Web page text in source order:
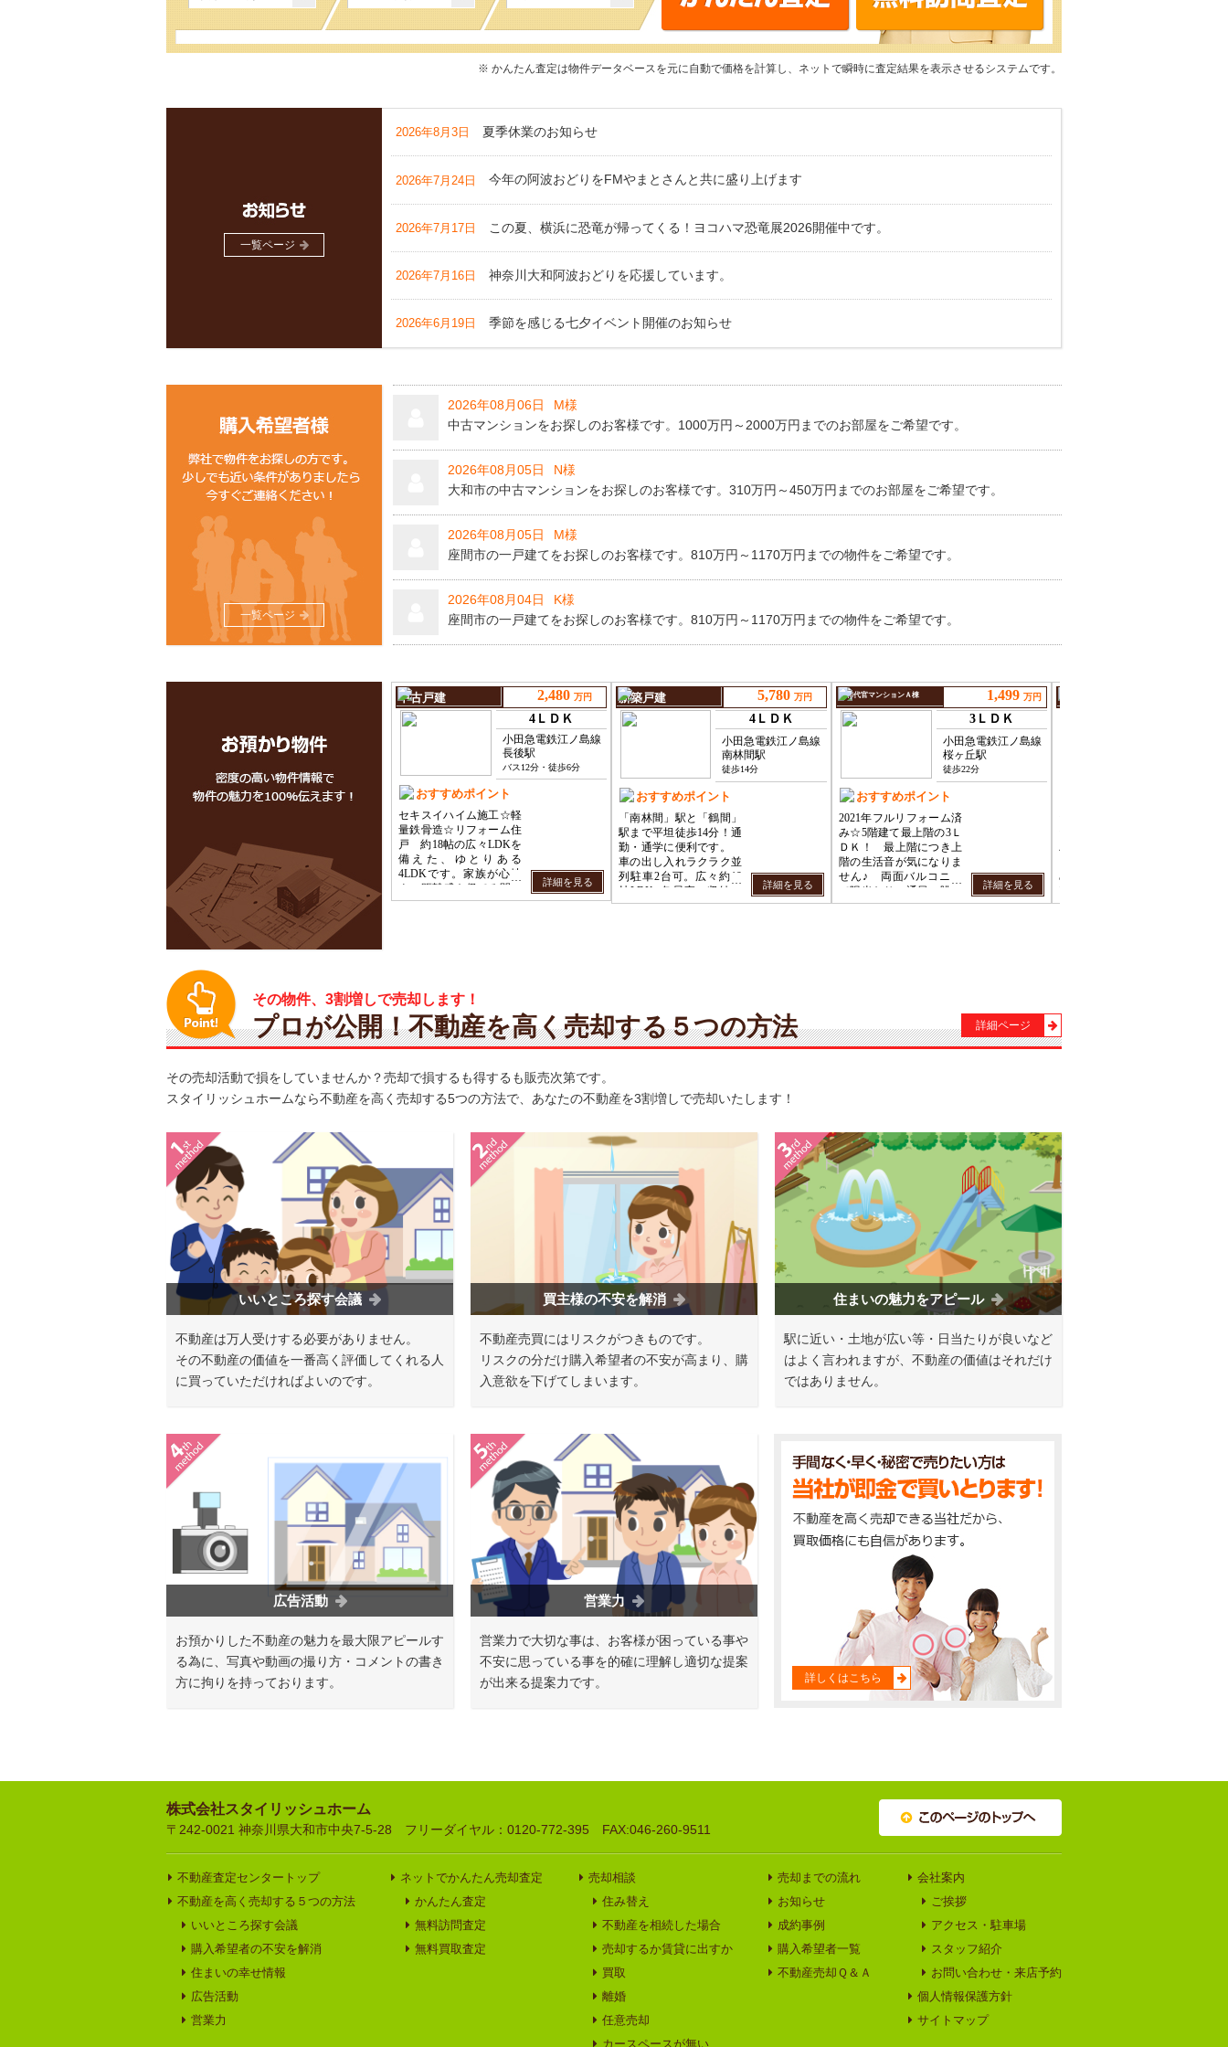
※ かんたん査定は物件データベースを元に自動で価格を計算し、ネットで瞬時に査定結果を表示させるシステムです。
一覧ページ
2026年8月3日 夏季休業のお知らせ
2026年7月24日 今年の阿波おどりをFMやまとさんと共に盛り上げます
2026年7月17日 この夏、横浜に恐竜が帰ってくる！ヨコハマ恐竜展2026開催中です。
2026年7月16日 神奈川大和阿波おどりを応援しています。
2026年6月19日 季節を感じる七夕イベント開催のお知らせ
一覧ページ
2026年08月06日
M様
中古マンションをお探しのお客様です。1000万円～2000万円までのお部屋をご希望です。
2026年08月05日
N様
大和市の中古マンションをお探しのお客様です。310万円～450万円までのお部屋をご希望です。
2026年08月05日
M様
座間市の一戸建てをお探しのお客様です。810万円～1170万円までの物件をご希望です。
2026年08月04日
K様
座間市の一戸建てをお探しのお客様です。810万円～1170万円までの物件をご希望です。
座間市の一戸建てをお探しのお客様です。2480万円～3570万円までの物件をご希望です。
2026年08月03日
M様
座間市の中古マンションをお探しのお客様です。980万円～1410万円までのお部屋をご希望です。
2026年08月03日
高座郡寒川町の売地をお探しのお客様です。1950万円～2820万円までの土地をご希望です。
2026年08月03日
熱海市の中古マンションをお探しのお客様です。310万円～450万円までのお部屋をご希望です。
2026年08月01日
大和市の一戸建てをお探しのお客様です。3330万円～4790万円までの物件をご希望です。
その物件、3割増しで売却します！
プロが公開！不動産を高く売却する５つの方法 詳細ページ
その売却活動で損をしていませんか？売却で損するも得するも販売次第です。
スタイリッシュホームなら不動産を高く売却する5つの方法で、あなたの不動産を3割増しで売却いたします！
いいところ探す会議
不動産は万人受けする必要がありません。
その不動産の価値を一番高く評価してくれる人
に買っていただければよいのです。
買主様の不安を解消
不動産売買にはリスクがつきものです。
リスクの分だけ購入希望者の不安が高まり、購
入意欲を下げてしまいます。
住まいの魅力をアピール
駅に近い・土地が広い等・日当たりが良いなど
はよく言われますが、不動産の価値はそれだけ
ではありません。
広告活動
お預かりした不動産の魅力を最大限アピールす
る為に、写真や動画の撮り方・コメントの書き
方に拘りを持っております。
営業力
営業力で大切な事は、お客様が困っている事や
不安に思っている事を的確に理解し適切な提案
が出来る提案力です。
詳しくはこちら
株式会社スタイリッシュホーム
〒242-0021 神奈川県大和市中央7-5-28 フリーダイヤル：0120-772-395 FAX:046-260-9511
不動産査定センタートップ
不動産を高く売却する５つの方法
いいところ探す会議
購入希望者の不安を解消
住まいの幸せ情報
広告活動
営業力
ネットでかんたん売却査定
かんたん査定
無料訪問査定
無料買取査定
売却相談
住み替え
不動産を相続した場合
売却するか賃貸に出すか
買取
離婚
任意売却
カースペースが無い
売却までの流れ
お知らせ
成約事例
購入希望者一覧
不動産売却Ｑ＆Ａ
会社案内
ご挨拶
アクセス・駐車場
スタッフ紹介
お問い合わせ・来店予約
個人情報保護方針
サイトマップ